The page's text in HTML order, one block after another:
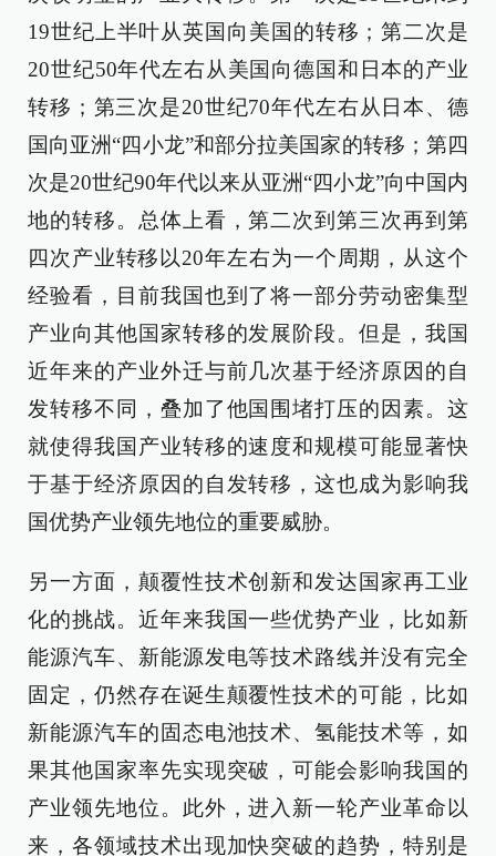
19世纪上半叶从英国向美国的转移；第二次是
20世纪50年代左右从美国向德国和日本的产业
转移；第三次是20世纪70年代左右从日本、德
国向亚洲“四小龙”和部分拉美国家的转移；第四
次是20世纪90年代以来从亚洲“四小龙”向中国内
地的转移。总体上看，第二次到第三次再到第
四次产业转移以20年左右为一个周期，从这个
经验看，目前我国也到了将一部分劳动密集型
产业向其他国家转移的发展阶段。但是，我国
近年来的产业外迁与前几次基于经济原因的自
发转移不同，叠加了他国围堵打压的因素。这
就使得我国产业转移的速度和规模可能显著快
于基于经济原因的自发转移，这也成为影响我
国优势产业领先地位的重要威胁。
另一方面，颠覆性技术创新和发达国家再工业
化的挑战。近年来我国一些优势产业，比如新
能源汽车、新能源发电等技术路线并没有完全
固定，仍然存在诞生颠覆性技术的可能，比如
新能源汽车的固态电池技术、氢能技术等，如
果其他国家率先实现突破，可能会影响我国的
产业领先地位。此外，进入新一轮产业革命以
来，各领域技术出现加快突破的趋势，特别是